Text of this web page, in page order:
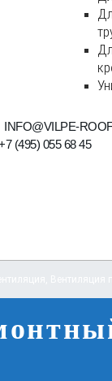
INFO@VILPE-
(495) 055 68 45